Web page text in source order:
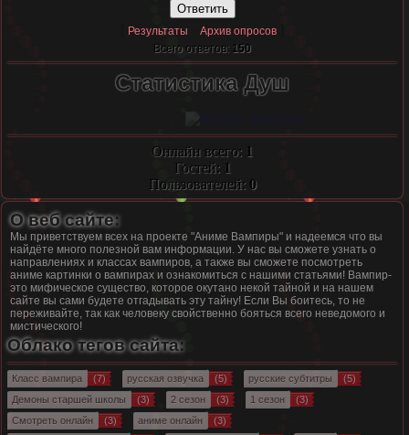
Результаты ·Архив опросов
Всего ответов: 150
Статистика Душ
Онлайн всего: 1
Гостей: 1
Пользователей: 0
О веб сайте:
Мы приветствуем всех на проекте "Аниме Вампиры" и надеемся что вы
найдёте много полезной вам информации. У нас вы сможете узнать о
направлениях и классах вампиров, а также вы сможете посмотреть
аниме картинки о вампирах и ознакомиться с нашими статьями! Вампир-
это мифическое существо, которое окутано некой тайной и на нашем
сайте вы сами будете отгадывать эту тайну! Если Вы боитесь, то не
переживайте, так как человеку свойственно бояться всего неведомого и
мистического!
Облако тегов сайта:
Класс вампира (7) русская озвучка (5) русские субтитры
(5)
Демоны старшей школы
(3) 2 сезон (3) 1 сезон
(3)
Смотреть онлайн
(3) аниме онлайн
(3)